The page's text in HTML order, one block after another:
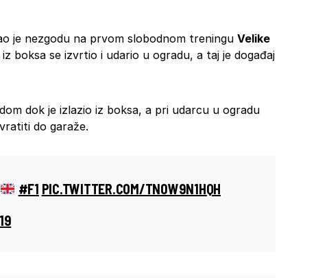
je nezgodu na prvom slobodnom treningu Velike
iz boksa se izvrtio i udario u ogradu, a taj je događaj
dok je izlazio iz boksa, a pri udarcu u ogradu
do garaže.
#F1 PIC.TWITTER.COM/TN0W9N1HQH